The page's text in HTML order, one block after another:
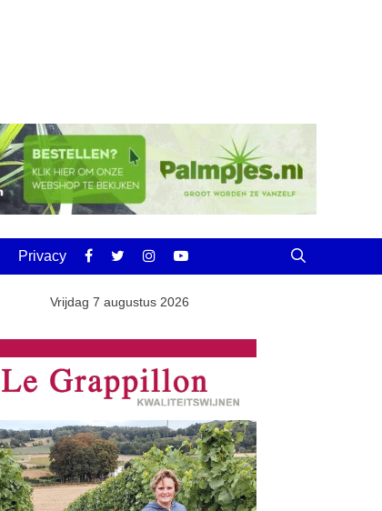
Privacy
Vrijdag 7 augustus 2026